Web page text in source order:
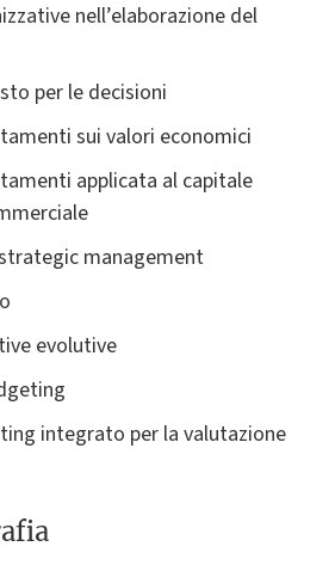
nell’elaborazione del
per le decisioni
sui valori economici
applicata al capitale
management
evolutive
integrato per la valutazione